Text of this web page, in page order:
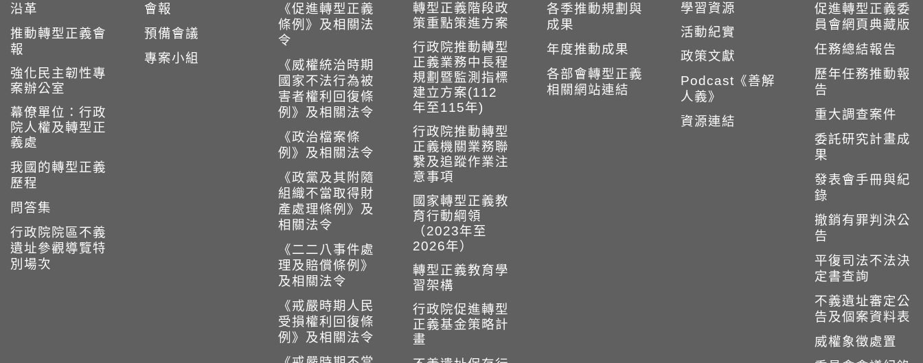
沿革
推動轉型正義會
報
強化民主韌性專
案辦公室
幕僚單位：行政
院人權及轉型正
義處
我國的轉型正義
歷程
問答集
行政院院區不義
遺址參觀導覽特
別場次
會報
預備會議
專案小組
《促進轉型正義
條例》及相關法
令
《威權統治時期
國家不法行為被
害者權利回復條
例》及相關法令
《政治檔案條
例》及相關法令
《政黨及其附隨
組織不當取得財
產處理條例》及
相關法令
《二二八事件處
理及賠償條例》
及相關法令
《戒嚴時期人民
受損權利回復條
例》及相關法令
轉型正義階段政
策重點策進方案
行政院推動轉型
正義業務中長程
規劃暨監測指標
建立方案(112
年至115年)
行政院推動轉型
正義機關業務聯
繫及追蹤作業注
意事項
國家轉型正義教
育行動綱領
（2023年至
2026年）
轉型正義教育學
習架構
行政院促進轉型
正義基金策略計
畫
各季推動規劃與
成果
年度推動成果
各部會轉型正義
相關網站連結
學習資源
活動紀實
政策文獻
Podcast《善解
人義》
資源連結
促進轉型正義委
員會網頁典藏版
任務總結報告
歷年任務推動報
告
重大調查案件
委託研究計畫成
果
發表會手冊與紀
錄
撤銷有罪判決公
告
平復司法不法決
定書查詢
不義遺址審定公
告及個案資料表
威權象徵處置